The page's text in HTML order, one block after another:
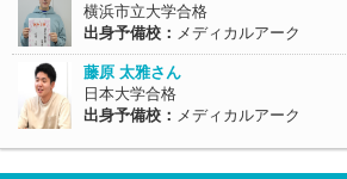
横浜市立大学合格
出身予備校： メディカルアーク
藤原 太雅さん
日本大学合格
出身予備校： メディカルアーク